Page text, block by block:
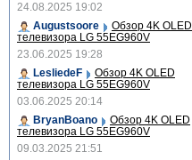
24.08.2025 19:02
Augustsoore
Обзор 4K OLED
телевизора LG 55EG960V
23.06.2025 19:28
LesliedeF
Обзор 4K OLED
телевизора LG 55EG960V
03.06.2025 20:14
BryanBoano
Обзор 4K OLED
телевизора LG 55EG960V
09.03.2025 21:51